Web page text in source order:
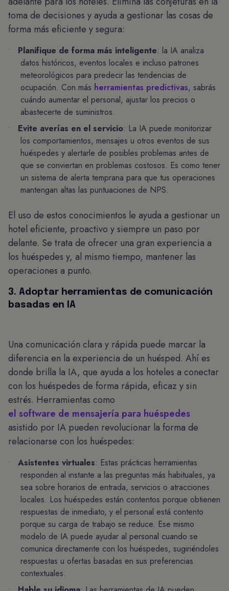
toma de decisiones y ayuda a gestionar las cosas de
forma más eficiente y segura:
Planifique de forma más inteligente: la IA analiza
datos históricos, eventos locales e incluso patrones
meteorológicos para predecir las tendencias de
ocupación. Con más herramientas predictivas, sabrás
cuándo aumentar el personal, ajustar los precios o
abastecerte de suministros.
Evite averías en el servicio: La IA puede monitorizar
los comportamientos, mensajes u otros eventos de sus
huéspedes y alertarle de posibles problemas antes de
que se conviertan en problemas costosos. Es como tener
un sistema de alerta temprana para que tus operaciones
mantengan altas las puntuaciones de NPS.
El uso de estos conocimientos le ayuda a gestionar un
hotel eficiente, proactivo y siempre un paso por
delante. Se trata de ofrecer una gran experiencia a
los huéspedes y, al mismo tiempo, mantener las
operaciones a punto.
3. Adoptar herramientas de comunicación
basadas en IA
Una comunicación clara y rápida puede marcar la
diferencia en la experiencia de un huésped. Ahí es
donde brilla la IA, que ayuda a los hoteles a conectar
con los huéspedes de forma rápida, eficaz y sin
estrés. Herramientas como
el software de mensajería para huéspedes
asistido por IA pueden revolucionar la forma de
relacionarse con los huéspedes:
Asistentes virtuales: Estas prácticas herramientas
responden al instante a las preguntas más habituales, ya
sea sobre horarios de entrada, servicios o atracciones
locales. Los huéspedes están contentos porque obtienen
respuestas de inmediato, y el personal está contento
porque su carga de trabajo se reduce. Ese mismo
modelo de IA puede ayudar al personal cuando se
comunica directamente con los huéspedes, sugiriéndoles
respuestas u ofertas basadas en sus preferencias
contextuales.